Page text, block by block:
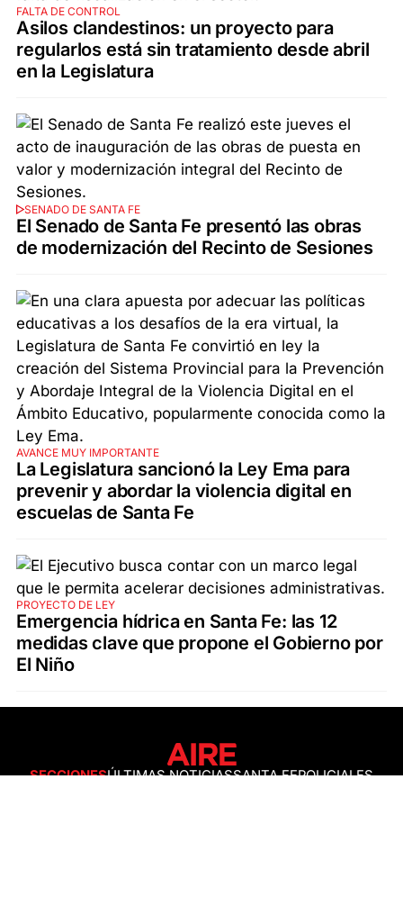
FALTA DE CONTROL
Asilos clandestinos: un proyecto para
regularlos está sin tratamiento desde abril
en la Legislatura
SENADO DE SANTA FE
El Senado de Santa Fe presentó las obras
de modernización del Recinto de Sesiones
AVANCE MUY IMPORTANTE
La Legislatura sancionó la Ley Ema para
prevenir y abordar la violencia digital en
escuelas de Santa Fe
PROYECTO DE LEY
Emergencia hídrica en Santa Fe: las 12
medidas clave que propone el Gobierno por
El Niño
SECCIONESÚLTIMAS NOTICIASSANTA FEPOLICIALES